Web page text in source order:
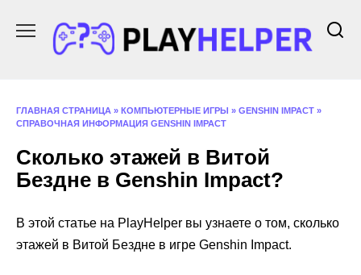
содержанию
ГЛАВНАЯ СТРАНИЦА » КОМПЬЮТЕРНЫЕ ИГРЫ » GENSHIN IMPACT »
СПРАВОЧНАЯ ИНФОРМАЦИЯ GENSHIN IMPACT
Сколько этажей в Витой
Бездне в Genshin Impact?
В этой статье на PlayHelper вы узнаете о том, сколько
этажей в Витой Бездне в игре Genshin Impact.